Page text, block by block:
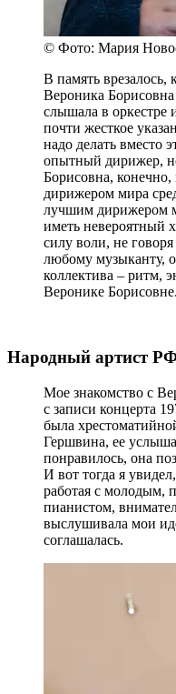
© Фото: Мария
В память врезалось,
Вероника Борисовна
слышала в оркестре
почти жесткое
надо делать вместо
опытный дирижер,
Борисовна, конечно,
дирижером мира
лучшим дирижером
иметь невероятный
силу воли, не
любому музыканту,
коллектива – ритм,
Веронике Борисовне.
Народный артист
Мое знакомство с
с записи концерта
была
Гершвина, ее
понравилось, она
И вот тогда я
работая с молодым,
пианистом,
выслушивала мои
соглашалась.